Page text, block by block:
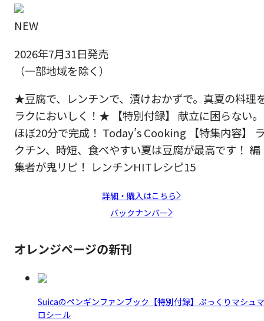
NEW
2026年7月31日発売
（一部地域を除く）
★豆腐で、レンチンで、漬けおかずで。真夏の料理
ラクにおいしく！★ 【特別付録】 献立に困らない。
ほぼ20分で完成！ Today’s Cooking 【特集内容】
クチン、時短、食べやすい夏は豆腐が最高です！ 編
集者が鬼リピ！ レンチンHITレシピ15
詳細・購入はこちら
バックナンバー
オレンジページの新刊
Suicaのペンギンファンブック【特別付録】ぷっくりマシュマ
ロシール